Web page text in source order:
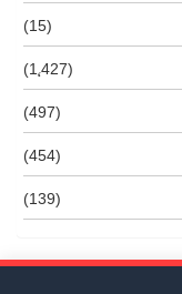
(15)
(1٬427)
(497)
(454)
(139)